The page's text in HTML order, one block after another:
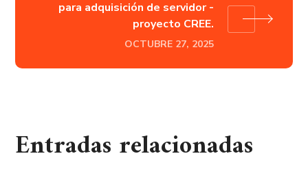
para adquisición de servidor -
proyecto CREE.
OCTUBRE 27, 2025
Entradas relacionadas